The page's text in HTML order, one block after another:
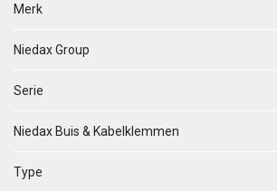
Merk
Niedax Group
Serie
Niedax Buis & Kabelklemmen
Type